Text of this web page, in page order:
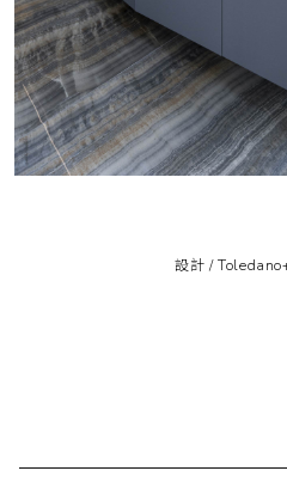
設計 /